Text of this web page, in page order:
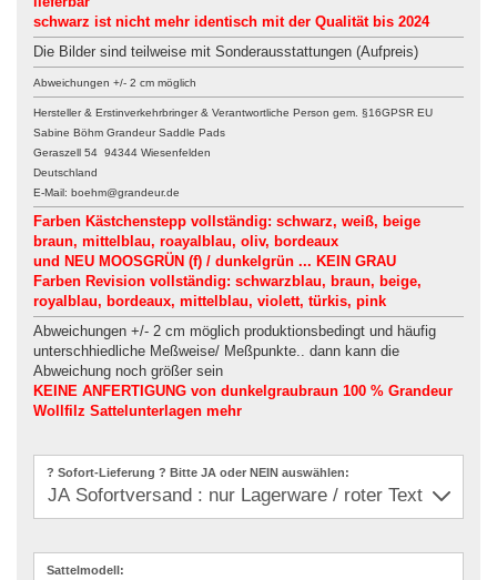
schwarz ist nicht mehr identisch mit der Qualität bis 2024
Die Bilder sind teilweise mit Sonderausstattungen (Aufpreis)
Abweichungen +/- 2 cm möglich
Hersteller & Erstinverkehrbringer & Verantwortliche Person gem. §16GPSR EU
Sabine Böhm Grandeur Saddle Pads
Geraszell 54 94344 Wiesenfelden
Deutschland
E-Mail: boehm@grandeur.de
Farben Kästchenstepp vollständig: schwarz, weiß, beige
braun, mittelblau, roayalblau, oliv, bordeaux
und NEU MOOSGRÜN (f) / dunkelgrün ... KEIN GRAU
Farben Revision vollständig: schwarzblau, braun, beige,
royalblau, bordeaux, mittelblau, violett, türkis, pink
Abweichungen +/- 2 cm möglich produktionsbedingt und häufig
unterschhiedliche Meßweise/ Meßpunkte.. dann kann die
Abweichung noch größer sein
KEINE ANFERTIGUNG von dunkelgraubraun 100 % Grandeur
Wollfilz Sattelunterlagen mehr
? Sofort-Lieferung ? Bitte JA oder NEIN auswählen:
Sattelmodell: